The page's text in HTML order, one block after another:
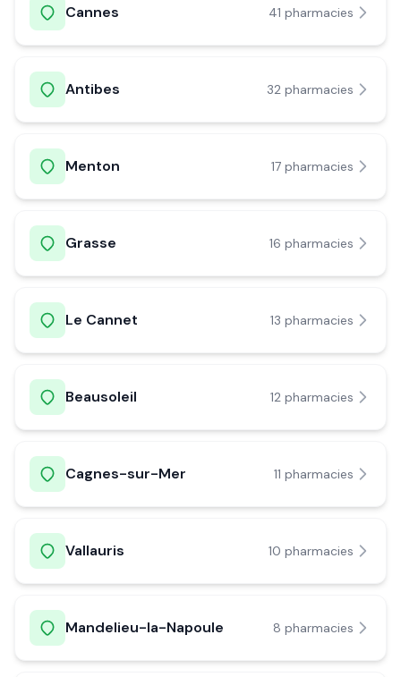
Cannes 41 pharmacies
Antibes 32 pharmacies
Menton 17 pharmacies
Grasse 16 pharmacies
Le Cannet 13 pharmacies
Beausoleil 12 pharmacies
Cagnes-sur-Mer 11 pharmacies
Vallauris 10 pharmacies
Mandelieu-la-Napoule 8 pharmacies